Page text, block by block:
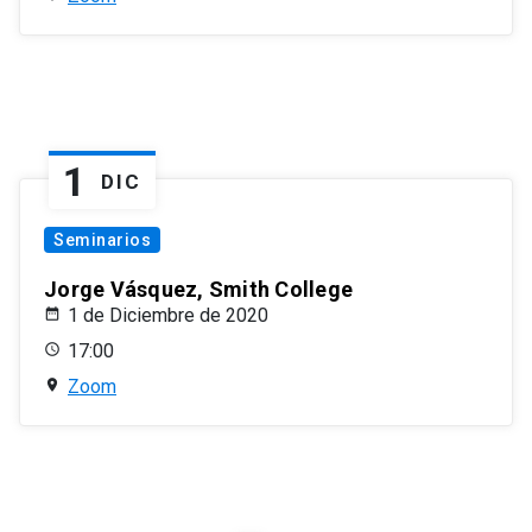
1 DIC
Seminarios
Jorge Vásquez, Smith College
1 de Diciembre de 2020
17:00
Zoom